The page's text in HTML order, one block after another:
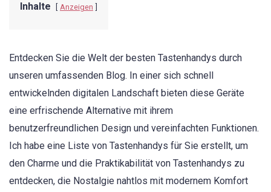
Inhalte Anzeigen
Entdecken Sie die Welt der besten Tastenhandys durch
unseren umfassenden Blog. In einer sich schnell
entwickelnden digitalen Landschaft bieten diese Geräte
eine erfrischende Alternative mit ihrem
benutzerfreundlichen Design und vereinfachten Funktionen.
Ich habe eine Liste von Tastenhandys für Sie erstellt, um
den Charme und die Praktikabilität von Tastenhandys zu
entdecken, die Nostalgie nahtlos mit modernem Komfort